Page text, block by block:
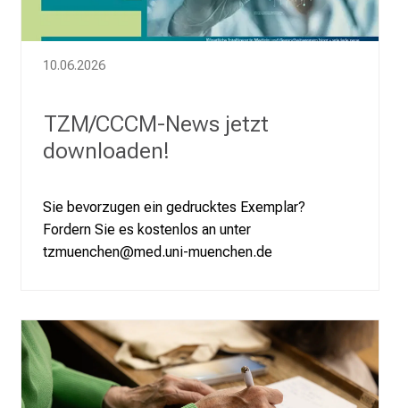
10.06.2026
TZM/CCCM-News jetzt
downloaden!
Sie bevorzugen ein gedrucktes Exemplar?
Fordern Sie es kostenlos an unter
tzmuenchen@med.uni-muenchen.de